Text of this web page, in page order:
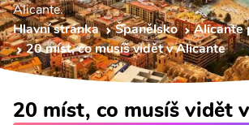
Alicante.
Hlavní stránka
Španělsko
Alicante
20 míst, co musíš vidět v Alicante
20 míst, co musíš vidět